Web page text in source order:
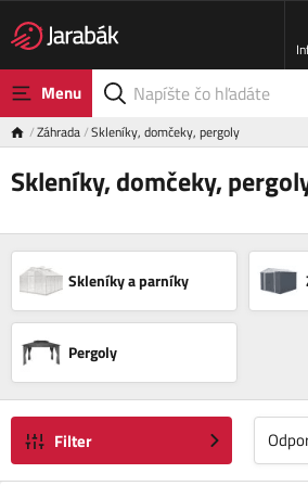
Menu
Záhrada Skleníky, domčeky, pergoly
Skleníky, domčeky,
Skleníky a parníky
Pergoly
Filter